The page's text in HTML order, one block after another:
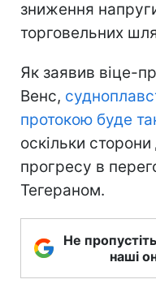
зниження
торговельних
Як заявив віце-
Венс,
протокою буде
оскільки
прогресу в
Тегераном.
Не
наші